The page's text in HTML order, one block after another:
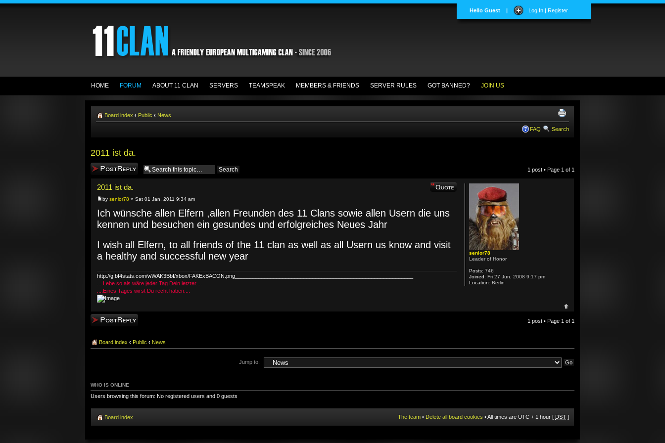
Hello Guest | Log In | Register
HOME FORUM ABOUT 11 CLAN SERVERS TEAMSPEAK MEMBERS & FRIENDS SERVER RULES GOT BANNED? JOIN US
Board index ‹ Public ‹ News
FAQ Search
2011 ist da.
Post a reply 1 post • Page 1 of 1
2011 ist da.
by senior78 » Sat 01 Jan, 2011 9:34 am
Ich wünsche allen Elfern ,allen Freunden des 11 Clans sowie allen Usern die uns
kennen und besuchen ein gesundes und erfolgreiches Neues Jahr
I wish all Elfern, to all friends of the 11 clan as well as all Usern us know and visit
a healthy and successful new year
http://g.bf4stats.com/wWAK3BbI/xbox/FAKExBACON.png____________________________________________________________
....Lebe so als wäre jeder Tag Dein letzter....
....Eines Tages wirst Du recht haben....
senior78
Leader of Honor
Posts: 746
Joined: Fri 27 Jun, 2008 9:17 pm
Location: Berlin
Post a reply 1 post • Page 1 of 1
Board index ‹ Public ‹ News
Jump to:
WHO IS ONLINE
Users browsing this forum: No registered users and 0 guests
Board index The team • Delete all board cookies • All times are UTC + 1 hour [ DST ]